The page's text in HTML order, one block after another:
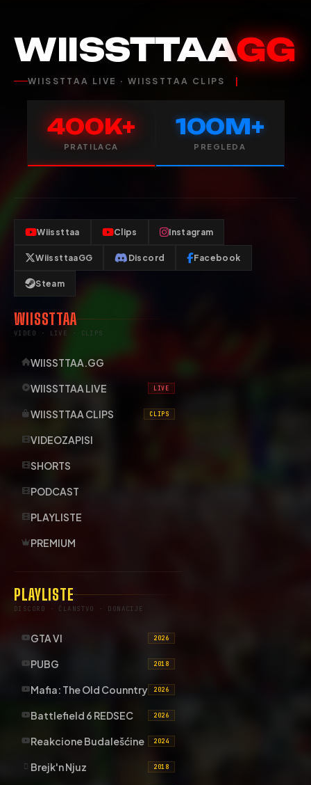
WIISSTTAAGG
WIISSTTAA LIVE · WIISSTTAA CLIPS
400K+
PRATILACA
100M+
PREGLEDA
Wiissttaa Clips Instagram
WiissttaaGG Discord Facebook
Steam
WIISSTTAA
VIDEO · LIVE · CLIPS
WIISSTTAA.GG
WIISSTTAA LIVE LIVE
WIISSTTAA CLIPS CLIPS
VIDEOZAPISI
SHORTS
PODCAST
PLAYLISTE
PREMIUM
PLAYLISTE
DISCORD · ČLANSTVO · DONACIJE
GTA VI 2026
PUBG 2018
Mafia: The Old Counntry 2026
Battlefield 6 REDSEC 2026
Reakcione Budalešćine 2024
Brejk'n Njuz 2018